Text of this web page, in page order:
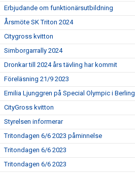
Erbjudande om funktionärsutbildning
Årsmöte SK Triton 2024
Citygross kvitton
Simborgarrally 2024
Dronkar till 2024 års tävling har kommit
Föreläsning 21/9 2023
Emilia Ljunggren på Special Olympic i Berling
CityGross kvitton
Styrelsen informerar
Tritondagen 6/6 2023 påminnelse
Tritondagen 6/6 2023
Tritondagen 6/6 2023